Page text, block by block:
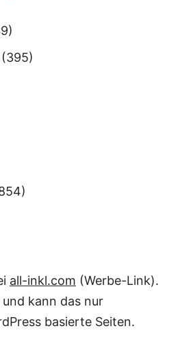
(395)
all-inkl.com (Werbe-Link).
kann das nur
basierte Seiten.